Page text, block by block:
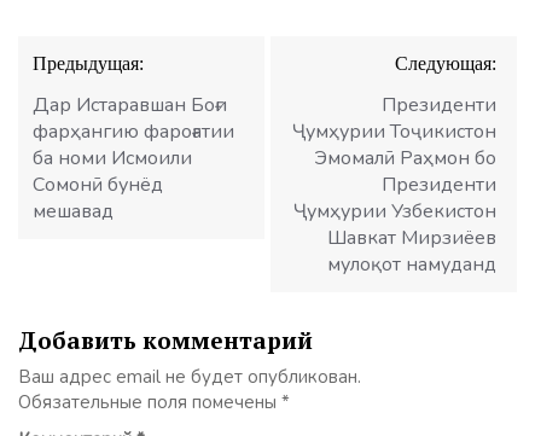
Навигация
по
записям
Предыдущая:
Дар Истаравшан Боғи
фарҳангию фароғатии
ба номи Исмоили
Сомонӣ бунёд
мешавад
Следующая:
Президенти
Ҷумҳурии Тоҷикистон
Эмомалӣ Раҳмон бо
Президенти
Ҷумҳурии Узбекистон
Шавкат Мирзиёев
мулоқот намуданд
Добавить комментарий
Ваш адрес email не будет опубликован.
Обязательные поля помечены *